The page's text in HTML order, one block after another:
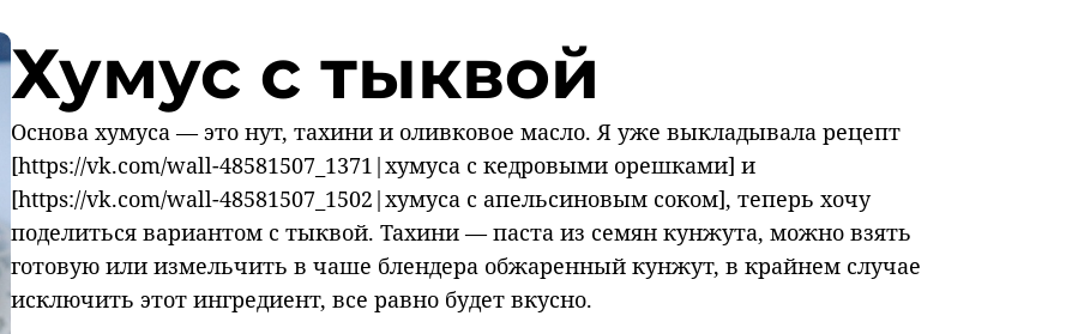
Хумус с тыквой
Основа хумуса — это нут, тахини и оливковое масло. Я уже выкладывала рецепт
[https://vk.com/wall-48581507_1371|хумуса с кедровыми орешками] и
[https://vk.com/wall-48581507_1502|хумуса с апельсиновым соком], теперь хочу
поделиться вариантом с тыквой. Тахини — паста из семян кунжута, можно взять
готовую или измельчить в чаше блендера обжаренный кунжут, в крайнем случае
исключить этот ингредиент, все равно будет вкусно.